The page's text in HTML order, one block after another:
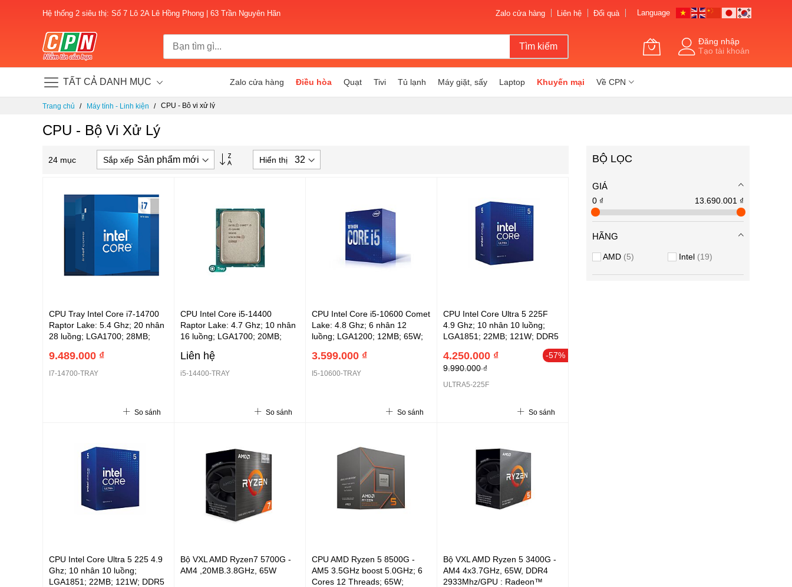
Hệ thống 2 siêu thị: Số 7 Lô 2A Lê Hồng Phong | 63 Trần Nguyên Hãn Zalo cửa hàng Liên hệ Đổi quà Language
TẤT CẢ DANH MỤC
Tìm kiếm
Đăng nhập
Tạo tài khoản
Zalo cửa hàng Điều hòa Quạt Tivi Tủ lạnh Máy giặt, sấy Laptop Khuyến mại Về CPN
Trang chủ Máy tính - Linh kiện CPU - Bộ vi xử lý
CPU - Bộ Vi Xử Lý
24 mục Sắp xếp
lập
dần
Hiển thị
CPU Tray Intel Core i7-14700
Raptor Lake: 5.4 Ghz; 20 nhân
28 luồng; LGA1700; 28MB;
UHD 770; 3Y (i7-14700-TRAY)
- Không FAN
9.489.000 ₫
I7-14700-TRAY
So sánh
CPU Intel Core i5-14400
Raptor Lake: 4.7 Ghz; 10 nhân
16 luồng; LGA1700; 20MB;
UHD 730; 3Y (i5-14400-TRAY)
- Tray không FAN
Liên hệ
i5-14400-TRAY
So sánh
CPU Intel Core i5-10600 Comet
Lake: 4.8 Ghz; 6 nhân 12
luồng; LGA1200; 12MB; 65W;
(TRAY không kèm FAN)
3.599.000 ₫
I5-10600-TRAY
So sánh
CPU Intel Core Ultra 5 225F
4.9 Ghz; 10 nhân 10 luồng;
LGA1851; 22MB; 121W; DDR5
6400; NPU 13 TOPS; 3Y, Non
GPU (ULTRA5-225F)
-57%
4.250.000 ₫
9.990.000 ₫
ULTRA5-225F
So sánh
CPU Intel Core Ultra 5 225 4.9
Ghz; 10 nhân 10 luồng;
LGA1851; 22MB; 121W; DDR5
Bộ VXL AMD Ryzen7 5700G -
AM4 ,20MB.3.8GHz, 65W
CPU AMD Ryzen 5 8500G -
AM5 3.5GHz boost 5.0GHz; 6
Cores 12 Threads; 65W;
Bộ VXL AMD Ryzen 5 3400G -
AM4 4x3.7GHz, 65W, DDR4
2933Mhz/GPU : Radeon™
BỘ LỌC
GIÁ
0 ₫ 13.690.001 ₫
HÃNG
AMD 5 Intel 19